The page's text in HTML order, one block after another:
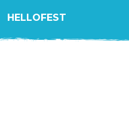
HELLOFEST